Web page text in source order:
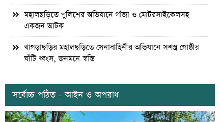
মহালছড়িতে পুলিশের অভিযানে গাঁজা ও মোটরসাইকেলসহ
একজন আটক
খাগড়াছড়ির মহালছড়িতে সেনাবাহিনীর অভিযানে সশস্ত্র গোষ্ঠীর
ঘাঁটি ধ্বংস, জনমনে স্বস্তি
সর্বোচ্চ পঠিত - আইন ও অপরাধ